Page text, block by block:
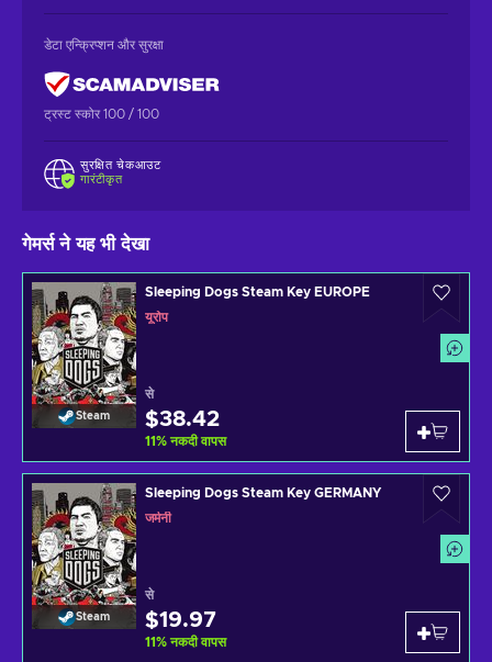
डेटा एन्क्रिप्शन और सुरक्षा
ट्रस्ट स्कोर 100 / 100
सुरक्षित चेकआउट
गारंटीकृत
गेमर्स ने यह भी देखा
Steam
Sleeping Dogs Steam Key EUROPE
यूरोप
से
$38.42
11% नकदी वापस
Steam
Sleeping Dogs Steam Key GERMANY
जर्मनी
से
$19.97
11% नकदी वापस